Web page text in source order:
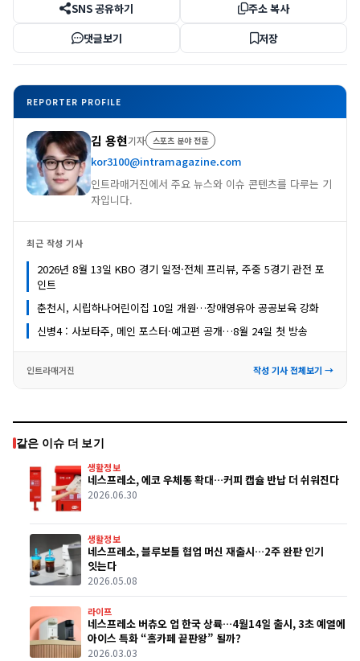
SNS 공유하기
주소 복사
댓글보기
저장
REPORTER PROFILE
김 용현기자 스포츠 분야 전문
kor3100@intramagazine.com
인트라매거진에서 주요 뉴스와 이슈 콘텐츠를 다루는 기
자입니다.
최근 작성 기사
2026년 8월 13일 KBO 경기 일정·전체 프리뷰, 주중 5경기 관전 포
인트
춘천시, 시립하나어린이집 10일 개원…장애영유아 공공보육 강화
신병4 : 사보타주, 메인 포스터·예고편 공개…8월 24일 첫 방송
인트라매거진 작성 기사 전체보기 →
같은 이슈 더 보기
생활정보
네스프레소, 에코 우체통 확대…커피 캡슐 반납 더 쉬워진다
2026.06.30
생활정보
네스프레소, 블루보틀 협업 머신 재출시…2주 완판 인기
잇는다
2026.05.08
라이프
네스프레소 버츄오 업 한국 상륙…4월14일 출시, 3초 예열에
아이스 특화 “홈카페 끝판왕” 될까?
2026.03.03